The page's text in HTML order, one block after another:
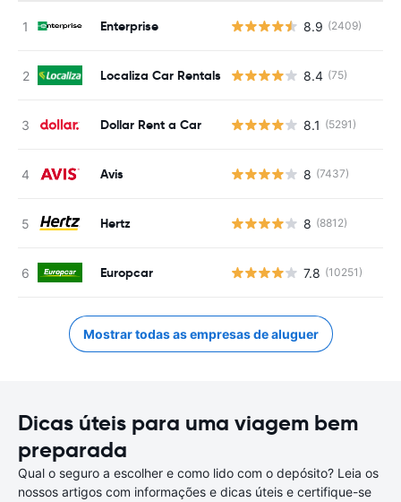
Enterprise 8.9 (2409)
Localiza Car Rentals 8.4 (75)
Dollar Rent a Car 8.1 (5291)
Avis 8 (7437)
Hertz 8 (8812)
Europcar 7.8 (10251)
Mostrar todas as empresas de aluguer
Dicas úteis para uma viagem bem
preparada
Qual o seguro a escolher e como lido com o depósito? Leia os
nossos artigos com informações e dicas úteis e certifique-se